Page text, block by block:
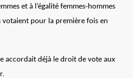
et à l’égalité femmes-hommes
votaient pour la première fois en
accordait déjà le droit de vote aux